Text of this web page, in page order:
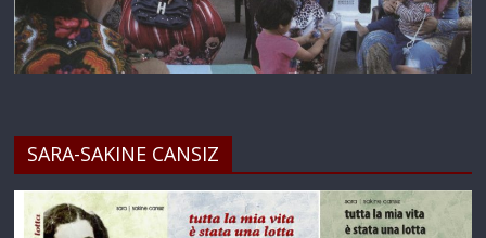
SARA-SAKINE CANSIZ